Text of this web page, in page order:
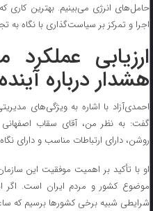
حامل‌های انرژی می‌بینیم. بهترین کاری
اجرا و تمرکز بر سیاست‌گذاری با نگاه به
ارزیابی
هشدار درباره آینده
احمدی‌آزاد با اشاره به ویژگی‌های
گفت: به نظر من، آقای سقاب اصفهانی
روشن، دارای ارتباطات مناسب و دارای
او با تأکید بر اهمیت موفقیت این
موضوع کشور و مردم ایران است. اگر
شرایطی شبیه برخی کشور‌ها برسیم که